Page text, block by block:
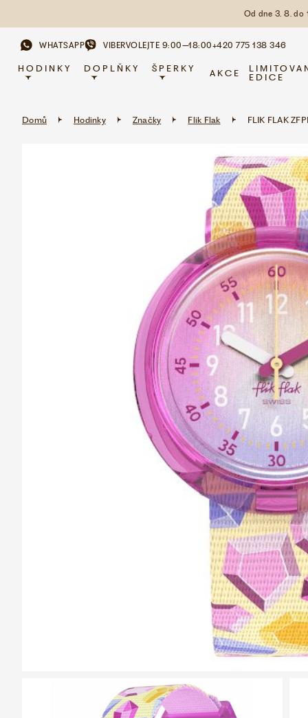
Od dne 3. 8. do
WHATSAPP VIBERVOLEJTE 9:00–18:00+420 775 138 346
HODINKY DOPLŇKY ŠPERKY AKCE
EDICE
Domů Hodinky Značky Flik Flak FLIK FLAK